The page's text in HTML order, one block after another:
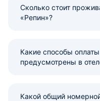
Сколько стоит
«Репин»?
Какие способы
предусмотрены в
Какой общий